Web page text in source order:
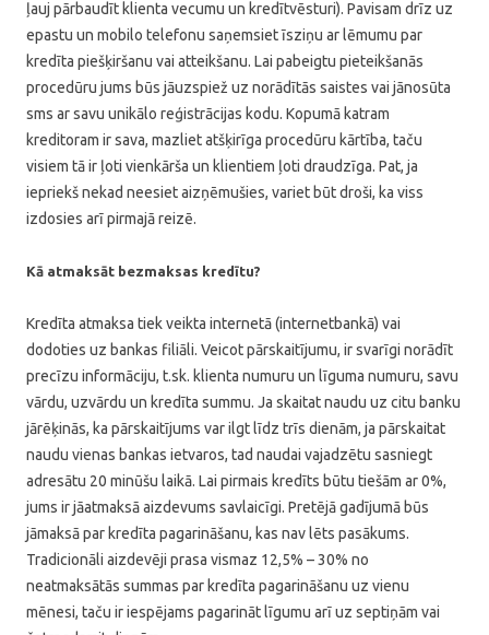
ļauj pārbaudīt klienta vecumu un kredītvēsturi). Pavisam drīz uz
epastu un mobilo telefonu saņemsiet īsziņu ar lēmumu par
kredīta piešķiršanu vai atteikšanu. Lai pabeigtu pieteikšanās
procedūru jums būs jāuzspiež uz norādītās saistes vai jānosūta
sms ar savu unikālo reģistrācijas kodu. Kopumā katram
kreditoram ir sava, mazliet atšķirīga procedūru kārtība, taču
visiem tā ir ļoti vienkārša un klientiem ļoti draudzīga. Pat, ja
iepriekš nekad neesiet aizņēmušies, variet būt droši, ka viss
izdosies arī pirmajā reizē.
Kā atmaksāt bezmaksas kredītu?
Kredīta atmaksa tiek veikta internetā (internetbankā) vai
dodoties uz bankas filiāli. Veicot pārskaitījumu, ir svarīgi norādīt
precīzu informāciju, t.sk. klienta numuru un līguma numuru, savu
vārdu, uzvārdu un kredīta summu. Ja skaitat naudu uz citu banku
jārēķinās, ka pārskaitījums var ilgt līdz trīs dienām, ja pārskaitat
naudu vienas bankas ietvaros, tad naudai vajadzētu sasniegt
adresātu 20 minūšu laikā. Lai pirmais kredīts būtu tiešām ar 0%,
jums ir jāatmaksā aizdevums savlaicīgi. Pretējā gadījumā būs
jāmaksā par kredīta pagarināšanu, kas nav lēts pasākums.
Tradicionāli aizdevēji prasa vismaz 12,5% – 30% no
neatmaksātās summas par kredīta pagarināšanu uz vienu
mēnesi, taču ir iespējams pagarināt līgumu arī uz septiņām vai